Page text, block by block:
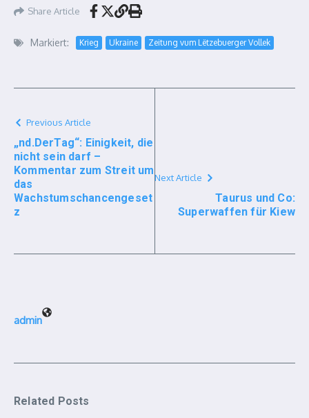
Share Article
Markiert: Krieg Ukraine Zeitung vum Lëtzebuerger Vollek
Previous Article
„nd.DerTag“: Einigkeit, die
nicht sein darf –
Kommentar zum Streit um
das
Wachstumschancengeset
z
Next Article
Taurus und Co:
Superwaffen für Kiew
admin
Related Posts